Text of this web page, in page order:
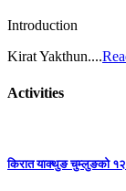
Introduction
Kirat Yakthun....
Activities
किरात याक्थुङ चुम्लुङको १२